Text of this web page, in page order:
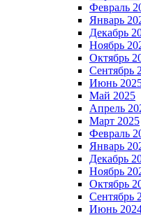
Февраль
Январь
Декабрь
Ноябрь
Октябрь
Сентябрь
Июнь
Май 2025
Апрель
Март 2025
Февраль
Январь
Декабрь
Ноябрь
Октябрь
Сентябрь
Июнь